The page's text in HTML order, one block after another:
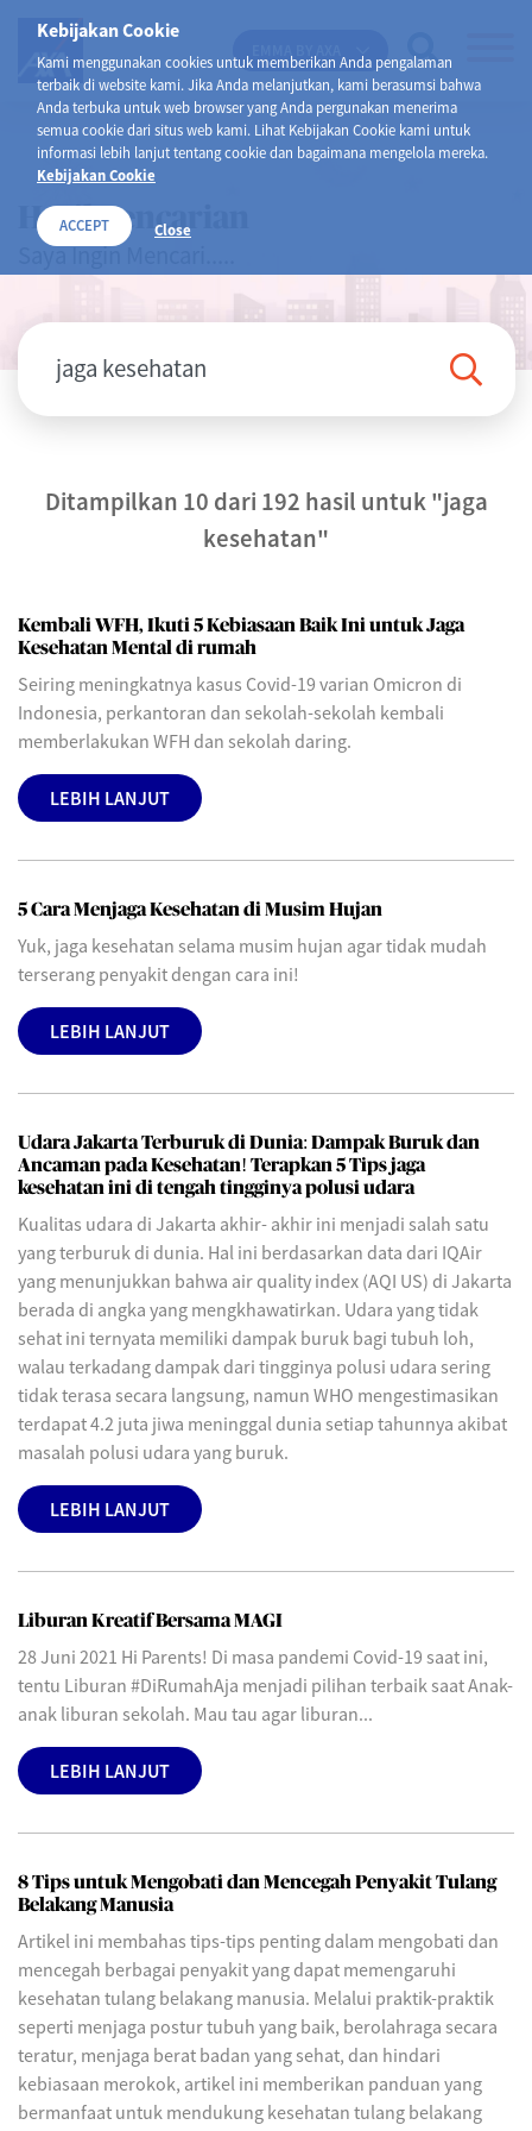
Kebijakan Cookie
Kami menggunakan cookies untuk memberikan Anda pengalaman
terbaik di website kami. Jika Anda melanjutkan, kami berasumsi bahwa
Anda terbuka untuk web browser yang Anda pergunakan menerima
semua cookie dari situs web kami. Lihat Kebijakan Cookie kami untuk
informasi lebih lanjut tentang cookie dan bagaimana mengelola mereka.
Kebijakan Cookie
ACCEPT Close
Hasil Pencarian
Saya Ingin Mencari.....
Ditampilkan 10 dari 192 hasil untuk"jaga
kesehatan"
Kembali WFH, Ikuti 5 Kebiasaan Baik Ini untuk Jaga
Kesehatan Mental di rumah
Seiring meningkatnya kasus Covid-19 varian Omicron di
Indonesia, perkantoran dan sekolah-sekolah kembali
memberlakukan WFH dan sekolah daring.
LEBIH LANJUT
5 Cara Menjaga Kesehatan di Musim Hujan
Yuk, jaga kesehatan selama musim hujan agar tidak mudah
terserang penyakit dengan cara ini!
LEBIH LANJUT
Udara Jakarta Terburuk di Dunia: Dampak Buruk dan
Ancaman pada Kesehatan! Terapkan 5 Tips jaga
kesehatan ini di tengah tingginya polusi udara
Kualitas udara di Jakarta akhir- akhir ini menjadi salah satu
yang terburuk di dunia. Hal ini berdasarkan data dari IQAir
yang menunjukkan bahwa air quality index (AQI US) di Jakarta
berada di angka yang mengkhawatirkan. Udara yang tidak
sehat ini ternyata memiliki dampak buruk bagi tubuh loh,
walau terkadang dampak dari tingginya polusi udara sering
tidak terasa secara langsung, namun WHO mengestimasikan
terdapat 4.2 juta jiwa meninggal dunia setiap tahunnya akibat
masalah polusi udara yang buruk.
LEBIH LANJUT
Liburan Kreatif Bersama MAGI
28 Juni 2021 Hi Parents! Di masa pandemi Covid-19 saat ini,
tentu Liburan #DiRumahAja menjadi pilihan terbaik saat Anak-
anak liburan sekolah. Mau tau agar liburan...
LEBIH LANJUT
8 Tips untuk Mengobati dan Mencegah Penyakit Tulang
Belakang Manusia
Artikel ini membahas tips-tips penting dalam mengobati dan
mencegah berbagai penyakit yang dapat memengaruhi
kesehatan tulang belakang manusia. Melalui praktik-praktik
seperti menjaga postur tubuh yang baik, berolahraga secara
teratur, menjaga berat badan yang sehat, dan hindari
kebiasaan merokok, artikel ini memberikan panduan yang
bermanfaat untuk mendukung kesehatan tulang belakang